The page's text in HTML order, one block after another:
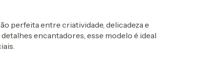
perfeita entre criatividade, delicadeza e
encantadores, esse modelo é ideal